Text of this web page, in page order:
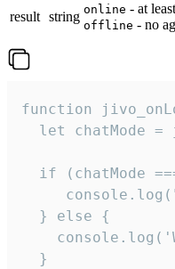
result string online - at
offline - no
function
let chatMode =
if (chatMode
  } else {
  }